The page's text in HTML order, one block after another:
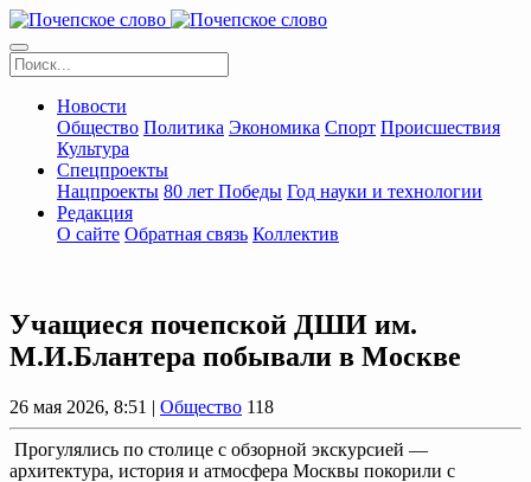
Новости
Общество Политика Экономика Спорт Происшествия
Культура
Спецпроекты
Нацпроекты 80 лет Победы Год науки и технологии
Редакция
О сайте Обратная связь Коллектив
Учащиеся почепской ДШИ им.
М.И.Блантера побывали в Москве
26 мая 2026, 8:51 | Общество 118
Прогулялись по столице с обзорной экскурсией —
архитектура, история и атмосфера Москвы покорили с